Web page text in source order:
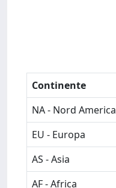
Continente
NA - Nord America
EU - Europa
AS - Asia
AF - Africa